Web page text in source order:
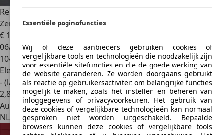
Renault Megane E-Tech
Zen|Stoelverwarming|
€ 16.944
06/2022
104.950 km
Elektro/Benzine
- (l/100 km)
2,8
Autobedrijf
NL 9061 AEGytsjerk
Essentiële paginafuncties
Wij of deze aanbieders gebruiken cookies of
vergelijkbare tools en technologieën die noodzakelijk zijn
voor essentiële sitefuncties en die de goede werking van
de website garanderen. Ze worden doorgaans gebruikt
als reactie op gebruikersactiviteit om belangrijke functies
mogelijk te maken, zoals het instellen en beheren van
inloggegevens of privacyvoorkeuren. Het gebruik van
deze cookies of vergelijkbare technologieën kan normaal
gesproken niet worden uitgeschakeld. Bepaalde
browsers kunnen deze cookies of vergelijkbare tools